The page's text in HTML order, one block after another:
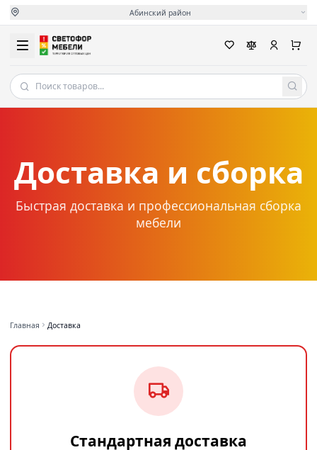
Абинский район
Доставка и сборка
Быстрая доставка и профессиональная сборка
мебели
Главная Доставка
Стандартная доставка